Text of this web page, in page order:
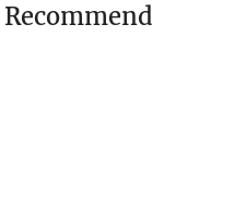
Recommend